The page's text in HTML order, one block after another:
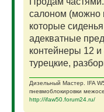
салоном (можно
которые
адекватные
контейнеры 12
турецкие,
Дизельный Мастер. IFA
пневмоблокировки
http://ifaw50.forum24.ru/